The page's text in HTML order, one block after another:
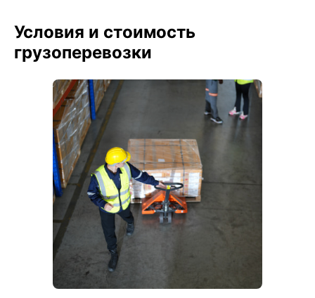
Условия и стоимость
грузоперевозки